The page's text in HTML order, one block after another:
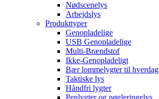
Nødscenelys
Arbejdslys
Produkttyper
Genopladelige
USB Genopladelige
Multi-Brændstof
Ikke-Genopladeligt
Bær lommelygter til hverdag
Taktiske lys
Håndfri lygter
Penlygter og nøgleringelys